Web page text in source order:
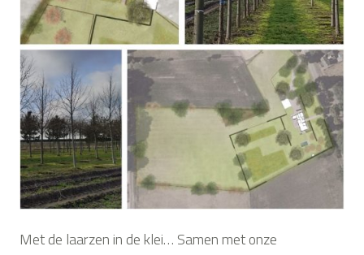
Met de laarzen in de klei… Samen met onze